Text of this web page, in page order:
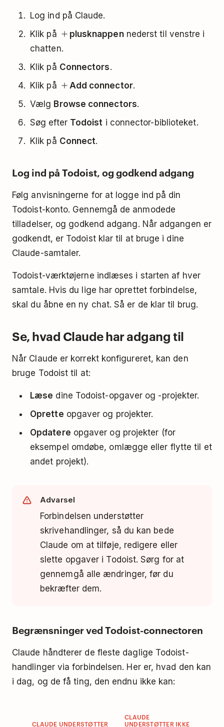
Log ind på Claude.
Klik på
plusknappennederst til venstre i
chatten.
Klik på Connectors.
Klik på
Add connector.
Vælg Browse connectors.
Søg efter Todoist i connector-biblioteket.
Klik på Connect.
Log ind på Todoist, og godkend adgang
Følg anvisningerne for at logge ind på din
Todoist-konto. Gennemgå de anmodede
tilladelser, og godkend adgang. Når adgangen er
godkendt, er Todoist klar til at bruge i dine
Claude-samtaler.
Todoist-værktøjerne indlæses i starten af hver
samtale. Hvis du lige har oprettet forbindelse,
skal du åbne en ny chat. Så er de klar til brug.
Se, hvad Claude har adgang til
Når Claude er korrekt konfigureret, kan den
bruge Todoist til at:
Læse dine Todoist-opgaver og -projekter.
Oprette opgaver og projekter.
Opdatere opgaver og projekter (for
eksempel omdøbe, omlægge eller flytte til et
andet projekt).
Advarsel
Forbindelsen understøtter
skrivehandlinger, så du kan bede
Claude om at tilføje, redigere eller
slette opgaver i Todoist. Sørg for at
gennemgå alle ændringer, før du
bekræfter dem.
Begrænsninger ved Todoist-connectoren
Claude håndterer de fleste daglige Todoist-
handlinger via forbindelsen. Her er, hvad den kan
i dag, og de få ting, den endnu ikke kan:
CLAUDE UNDERSTØTTER
CLAUDE
UNDERSTØTTER IKKE